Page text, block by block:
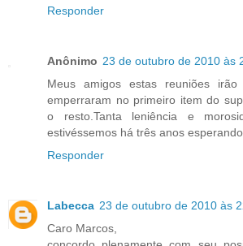
Responder
Anônimo 23 de outubro de 2010 às
Meus amigos estas reuniões
emperraram no primeiro item do
o resto.Tanta leniência e
estivéssemos há três anos
Responder
Labecca 23 de outubro de 2010 às
Caro Marcos,